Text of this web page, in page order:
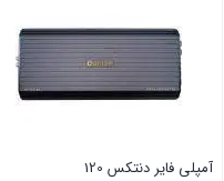
آمپلی فایر دنتکس 120